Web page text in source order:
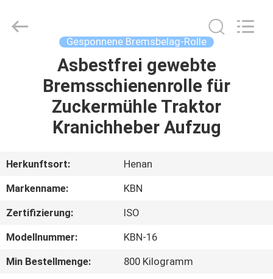
PRODUKTE
UNS
AUSFLUG
QUALITÄTSKONTROLLE
Gesponnene Bremsbelag-Rolle
Asbestfrei gewebte
Bremsschienenrolle für
Zuckermühle Traktor
Kranichheber Aufzug
Herkunftsort:
Henan
Markenname:
KBN
Zertifizierung:
ISO
Modellnummer:
KBN-16
Min Bestellmenge:
800 Kilogramm